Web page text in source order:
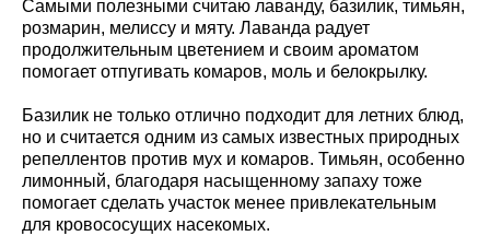
Самыми полезными считаю лаванду, базилик, тимьян,
розмарин, мелиссу и мяту. Лаванда радует
продолжительным цветением и своим ароматом
помогает отпугивать комаров, моль и белокрылку.
Базилик не только отлично подходит для летних блюд,
но и считается одним из самых известных природных
репеллентов против мух и комаров. Тимьян, особенно
лимонный, благодаря насыщенному запаху тоже
помогает сделать участок менее привлекательным
для кровососущих насекомых.